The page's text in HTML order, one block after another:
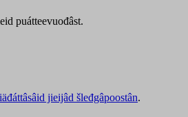
puátteevuođâst.
jieijâd šleđgâpoostân.